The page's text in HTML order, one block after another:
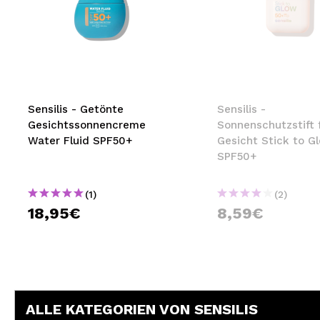
Sensilis - Getönte
Gesichtssonnencreme
Water Fluid SPF50+
(1)
18,95€
Sensilis -
Sonnenschutzstift
Gesicht Stick to
SPF50+
(2)
8,59€
ALLE KATEGORIEN VON SENSILIS